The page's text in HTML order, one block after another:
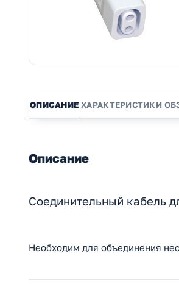
ОПИСАНИЕ ХАРАКТЕРИСТИКИ
Описание
Соединительный кабель
Необходим для объединения